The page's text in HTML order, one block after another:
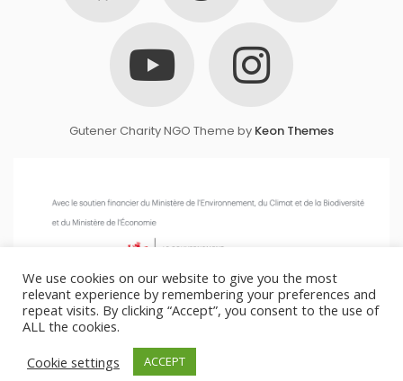
Gutener Charity NGO Theme by Keon Themes
We use cookies on our website to give you the most
relevant experience by remembering your preferences and
repeat visits. By clicking “Accept”, you consent to the use of
ALL the cookies.
Cookie settings
ACCEPT